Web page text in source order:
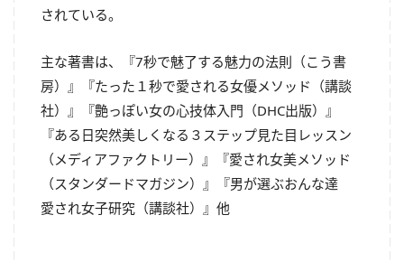
されている。
主な著書は、『7秒で魅了する魅力の法則（こう書
房）』『たった１秒で愛される女優メソッド（講談
社）』『艶っぽい女の心技体入門（DHC出版）』
『ある日突然美しくなる３ステップ見た目レッスン
（メディアファクトリー）』『愛され女美メソッド
（スタンダードマガジン）』『男が選ぶおんな達
愛され女子研究（講談社）』他